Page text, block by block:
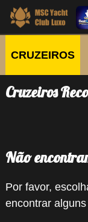
CRUZEIROS
Cruzeiros
Não
Por favor,
encontrar